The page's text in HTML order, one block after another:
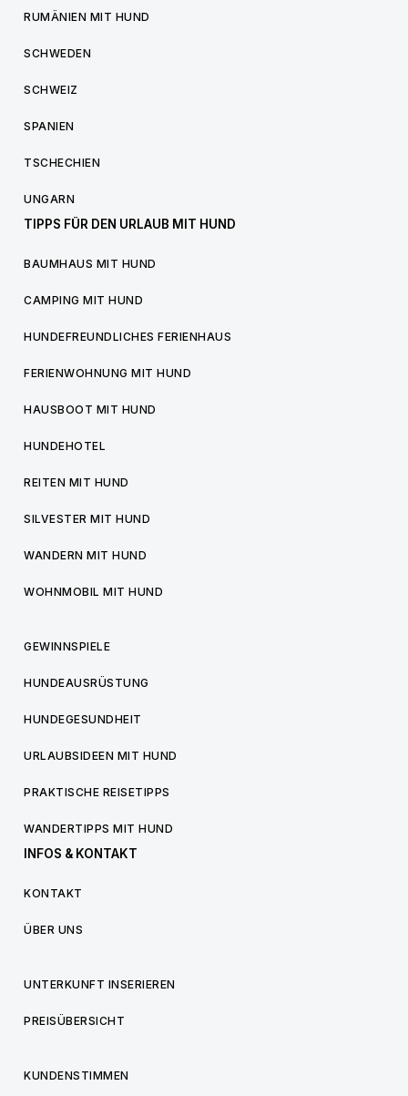
RUMÄNIEN MIT HUND
SCHWEDEN
SCHWEIZ
SPANIEN
TSCHECHIEN
UNGARN
TIPPS FÜR DEN URLAUB MIT HUND
BAUMHAUS MIT HUND
CAMPING MIT HUND
HUNDEFREUNDLICHES FERIENHAUS
FERIENWOHNUNG MIT HUND
HAUSBOOT MIT HUND
HUNDEHOTEL
REITEN MIT HUND
SILVESTER MIT HUND
WANDERN MIT HUND
WOHNMOBIL MIT HUND
GEWINNSPIELE
HUNDEAUSRÜSTUNG
HUNDEGESUNDHEIT
URLAUBSIDEEN MIT HUND
PRAKTISCHE REISETIPPS
WANDERTIPPS MIT HUND
INFOS & KONTAKT
KONTAKT
ÜBER UNS
UNTERKUNFT INSERIEREN
PREISÜBERSICHT
KUNDENSTIMMEN